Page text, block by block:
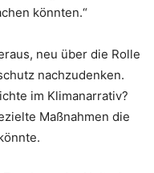
könnten.“
neu über die Rolle
nachzudenken.
im Klimanarrativ?
Maßnahmen die